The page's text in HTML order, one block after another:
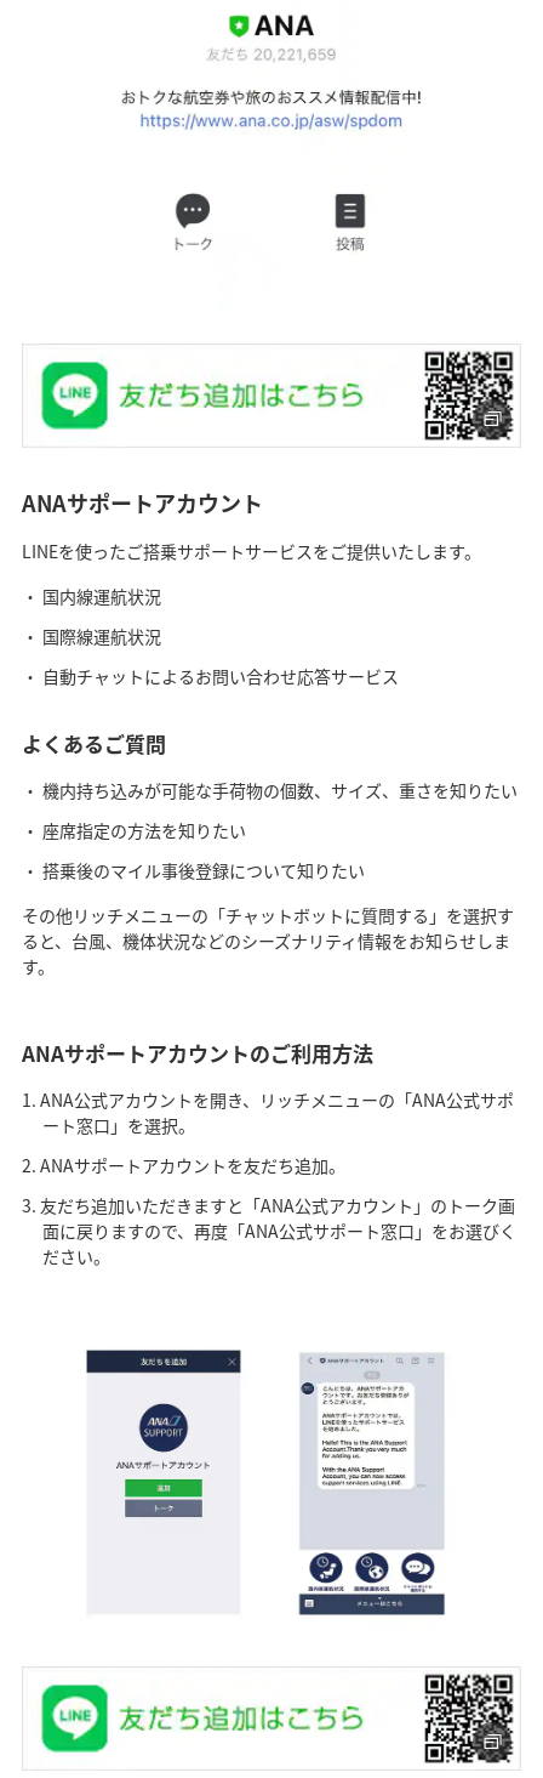
ANAサポートアカウント
LINEを使ったご搭乗サポートサービスをご提供いたします。
国内線運航状況
国際線運航状況
自動チャットによるお問い合わせ応答サービス
よくあるご質問
機内持ち込みが可能な手荷物の個数、サイズ、重さを知りたい
座席指定の方法を知りたい
搭乗後のマイル事後登録について知りたい
その他リッチメニューの「チャットボットに質問する」を選択す
ると、台風、機体状況などのシーズナリティ情報をお知らせしま
す。
ANAサポートアカウントのご利用方法
ANA公式アカウントを開き、リッチメニューの「ANA公式サポ
ート窓口」を選択。
ANAサポートアカウントを友だち追加。
友だち追加いただきますと「ANA公式アカウント」のトーク画
面に戻りますので、再度「ANA公式サポート窓口」をお選びく
ださい。